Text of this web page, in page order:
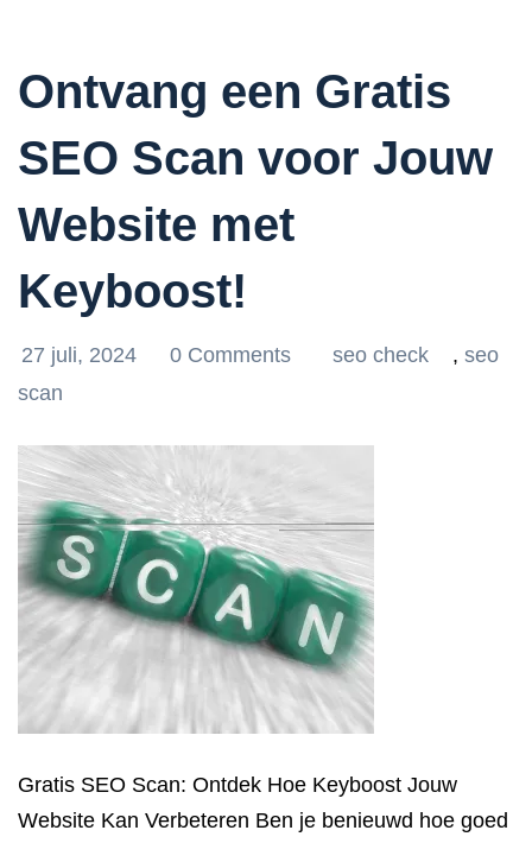
Ontvang een Gratis
SEO Scan voor Jouw
Website met
Keyboost!
27 juli, 2024 0 Comments seo check , seo
scan
Gratis SEO Scan: Ontdek Hoe Keyboost Jouw
Website Kan Verbeteren Ben je benieuwd hoe goed